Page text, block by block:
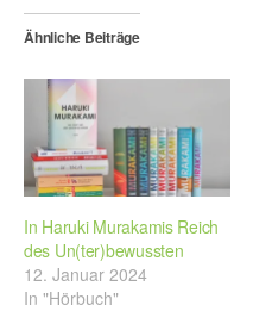
Ähnliche Beiträge
In Haruki Murakamis Reich
des Un(ter)bewussten
12. Januar 2024
In "Hörbuch"